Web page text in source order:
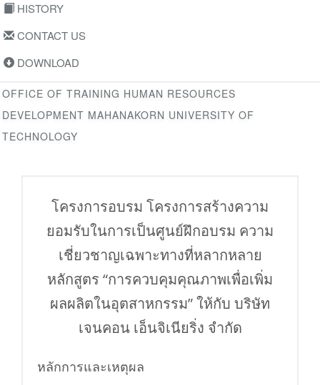
HISTORY
CONTACT US
DOWNLOAD
OFFICE OF TRAINING HUMAN RESOURCES
DEVELOPMENT MAHANAKORN UNIVERSITY OF
TECHNOLOGY
โครงการอบรม โครงการสร้างความ
ยอมรับในการเป็นศูนย์ฝึกอบรม ความ
เชี่ยวชาญเฉพาะทางที่หลากหลาย
หลักสูตร “การควบคุมคุณภาพเพื่อเพิ่ม
ผลผลิตในอุตสาหกรรม” ให้กับ บริษัท
เจนคอน เอ็นจิเนียริ่ง จำกัด
หลักการและเหตุผล